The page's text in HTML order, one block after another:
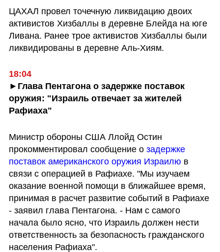
ЦАХАЛ провел точечную ликвидацию двоих
активистов Хизбаллы в деревне Блейда на юге
Ливана. Ранее трое активистов Хизбаллы были
ликвидированы в деревне Аль-Хиям.
18:04
►Глава Пентагона о задержке поставок
оружия: "Израиль отвечает за жителей
Рафиаха"
Министр обороны США Ллойд Остин
прокомментировал сообщение о задержке
поставок американского оружия Израилю в
связи с операцией в Рафиахе. "Мы изучаем
оказание военной помощи в ближайшее время,
принимая в расчет развитие событий в Рафиахе
- заявил глава Пентагона. - Нам с самого
начала было ясно, что Израиль должен нести
ответственность за безопасность гражданского
населения Рафиаха".